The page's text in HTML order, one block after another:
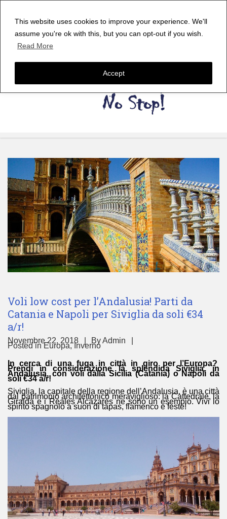
This website uses cookies to improve your experience. We'll
assume you're ok with this, but you can opt-out if you wish.
Read More
Accept
Voli low cost per l’Andalusia! Parti da
Catania e Napoli per Siviglia da soli €34
a/r!
Novembre 22, 2018 ByAdmin
Posted inEuropa,Inverno
In cerca di una fuga in città in giro per l’Europa?
Prendi in considerazione la splendida Siviglia, in
Andalusia, con voli dalla Sicilia (Catania) o Napoli da
soli €34 a/r!
Siviglia, la capitale della regione dell’Andalusia, è una città
dal patrimonio architettonico meraviglioso: la Cattedrale, la
Giralda e i Reales Alcazares ne sono un esempio. Vivi lo
spirito spagnolo a suon di tapas, flamenco e feste!